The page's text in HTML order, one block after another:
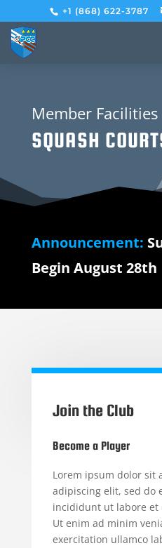
+1 (868) 622-3787
Member Facilities
SQUASH
Announcement:
Begin August 28th
Join the Club
Become a Player
Lorem ipsum dolor sit
adipiscing elit, sed do
incididunt ut labore et
Ut enim ad minim
exercitation ullamco